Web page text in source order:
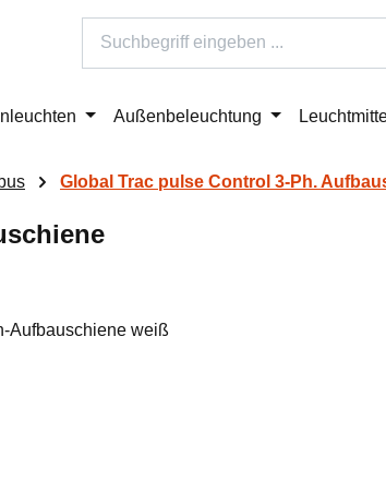
Außenbeleuchtung
Global Trac pulse Control 3-Ph.